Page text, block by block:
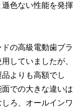
色ない性能を発揮
の高級電動歯ブラ
していましたが、
よりも高額でし
での大きな違いは
ろ、オールインワ